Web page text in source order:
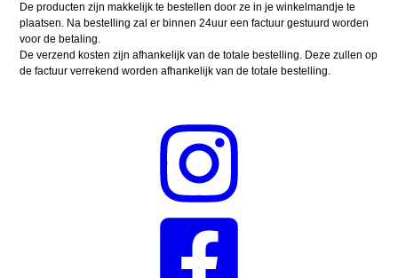
De producten zijn makkelijk te bestellen door ze in je winkelmandje te
plaatsen. Na bestelling zal er binnen 24uur een factuur gestuurd worden
voor de betaling.
De verzend kosten zijn afhankelijk van de totale bestelling. Deze zullen op
de factuur verrekend worden afhankelijk van de totale bestelling.